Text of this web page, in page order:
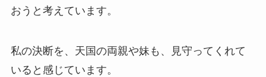
おうと考えています。
私の決断を、天国の両親や妹も、見守ってくれて
いると感じています。